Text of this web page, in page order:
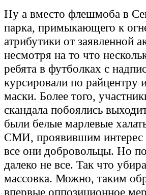
Ну а вместо флешмоба в
парка, примыкающего к
атрибутики от заявленной
несмотря на то что
ребята в футболках с
курсировали по райцентру
маски. Более того,
скандала побоялись
были белые марлевые
СМИ, проявившим интерес
все они добровольцы. Но
далеко не все. Так что
массовка. Можно, таким
впервые оппозиционное